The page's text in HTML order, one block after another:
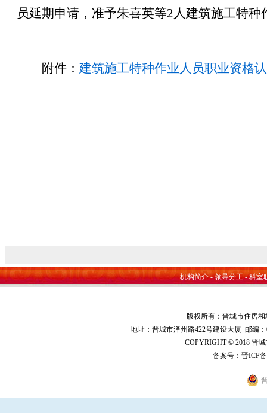
员延期申请，准予朱喜英等2人建筑施工特种
附件： 建筑施工特种作业人员职业资格
机构简介-领导分工-科室
版权所有：晋城市住房
地址：晋城市泽州路422号建设大厦 邮编：
COPYRIGHT © 2018 晋
备案号： 晋ICP